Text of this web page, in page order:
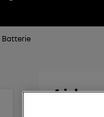
Batterie
Aides